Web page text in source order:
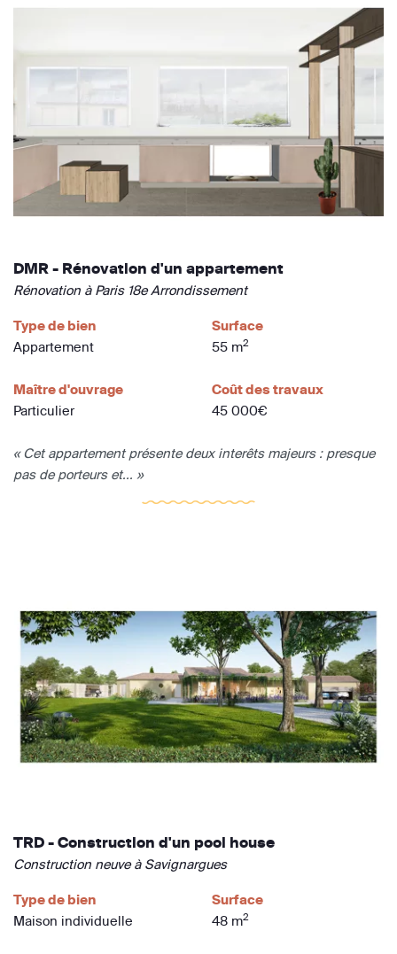
DMR - Rénovation d'un appartement
Rénovation à Paris 18e Arrondissement
Type de bien
Appartement
Surface
55 m2
Maître d'ouvrage
Particulier
Coût des travaux
45 000€
« Cet appartement présente deux interêts majeurs : presque
pas de porteurs et... »
TRD - Construction d'un pool house
Construction neuve à Savignargues
Type de bien
Maison individuelle
Surface
48 m2